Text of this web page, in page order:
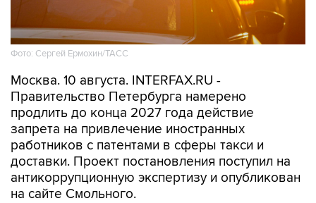
Фото: Сергей Ермохин/ТАСС
Москва. 10 августа. INTERFAX.RU -
Правительство Петербурга намерено
продлить до конца 2027 года действие
запрета на привлечение иностранных
работников с патентами в сферы такси и
доставки. Проект постановления поступил на
антикоррупционную экспертизу и опубликован
на сайте Смольного.